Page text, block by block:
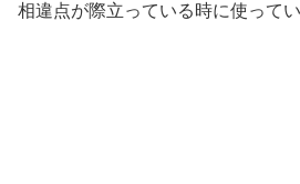
相違点が際立っている時に使ってい